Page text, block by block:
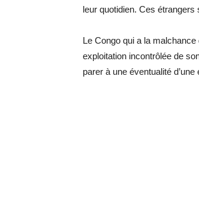
leur quotidien. Ces
Le Congo qui a la
exploitation incontrôlée de
parer à une éventualité